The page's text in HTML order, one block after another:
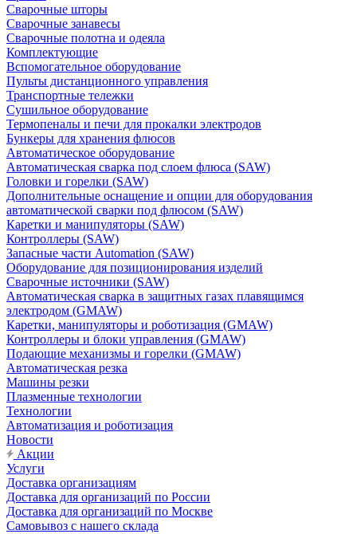
Сварочные шторы
Сварочные занавесы
Сварочные полотна и одеяла
Комплектующие
Вспомогательное оборудование
Пульты дистанционного управления
Транспортные тележки
Сушильное оборудование
Термопеналы и печи для прокалки электродов
Бункеры для хранения флюсов
Автоматическое оборудование
Автоматическая сварка под слоем флюса (SAW)
Головки и горелки (SAW)
Дополнительные оснащение и опции для оборудования
автоматической сварки под флюсом (SAW)
Каретки и манипуляторы (SAW)
Контроллеры (SAW)
Запасные части Automation (SAW)
Оборудование для позиционирования изделий
Сварочные источники (SAW)
Автоматическая сварка в защитных газах плавящимся
электродом (GMAW)
Каретки, манипуляторы и роботизация (GMAW)
Контроллеры и блоки управления (GMAW)
Подающие механизмы и горелки (GMAW)
Автоматическая резка
Машины резки
Плазменные технологии
Технологии
Автоматизация и роботизация
Новости
Акции
Услуги
Доставка организациям
Доставка для организаций по России
Доставка для организаций по Москве
Самовывоз с нашего склада